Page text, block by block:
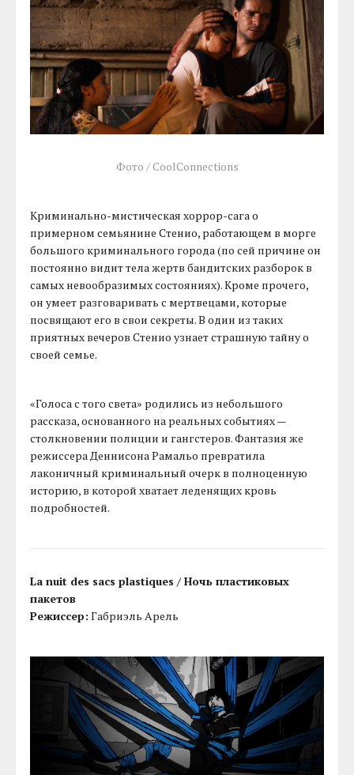
Фото / CoolConnections
Криминально-мистическая хоррор-сага о
примерном семьянине Стенио, работающем в морге
большого криминального города (по сей причине он
постоянно видит тела жертв бандитских разборок в
самых невообразимых состояниях). Кроме прочего,
он умеет разговаривать с мертвецами, которые
посвящают его в свои секреты. В один из таких
приятных вечеров Стенио узнает страшную тайну о
своей семье.
«Голоса с того света» родились из небольшого
рассказа, основанного на реальных событиях —
столкновении полиции и гангстеров. Фантазия же
режиссера Деннисона Рамальо превратила
лаконичный криминальный очерк в полноценную
историю, в которой хватает леденящих кровь
подробностей.
La nuit des sacs plastiques / Ночь пластиковых
пакетов
Режиссер: Габриэль Арель